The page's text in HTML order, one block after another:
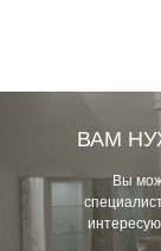
ВАМ
Вы